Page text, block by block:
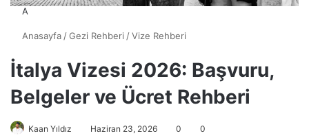
A
Anasayfa /Gezi Rehberi /Vize Rehberi
İtalya Vizesi 2026: Başvuru,
Belgeler ve Ücret Rehberi
Kaan Yıldız Haziran 23, 2026 0 0